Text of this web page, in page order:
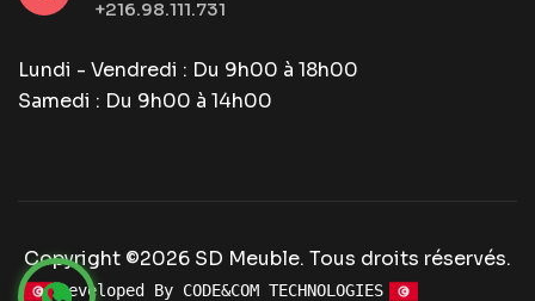
+216.98.111.731
Lundi - Vendredi : Du 9h00 à 18h00
Samedi : Du 9h00 à 14h00
Copyright ©2026 SD Meuble. Tous droits réservés.
Developed By CODE&COM TECHNOLOGIES